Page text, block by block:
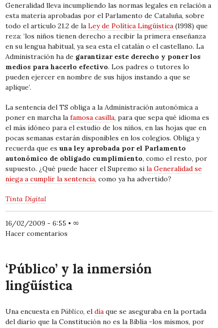
Generalidad lleva incumpliendo las normas legales en relación a
esta materia aprobadas por el Parlamento de Cataluña, sobre
todo el artículo 21.2 de laLey de Política Lingüística (1998) que
reza: ‘los niños tienen derecho a recibir la primera enseñanza
en su lengua habitual, ya sea esta el catalán o el castellano. La
Administración ha de garantizar este derecho y poner los
medios para hacerlo efectivo. Los padres o tutores lo
pueden ejercer en nombre de sus hijos instando a que se
aplique’.
La sentencia del TS obliga a la Administración autonómica a
poner en marcha lafamosa casilla, para que sepa qué idioma es
el más idóneo para el estudio de los niños, en las hojas que en
pocas semanas estarán disponibles en los colegios. Obliga y
recuerda que esuna ley aprobada por el Parlamento
autonómico de obligado cumplimiento, como el resto, por
supuesto. ¿Qué puede hacer el Supremo sila Generalidad se
niega a cumplir la sentencia, como ya ha advertido?
Tinta Digital
16/02/2009 - 6:55 • ∞
Hacer comentarios
‘Público’ y la inmersión
lingüística
Una encuesta enPúblico, eldía que se aseguraba en la portada
del diario que la Constitución no es la Biblia -los mismos, por